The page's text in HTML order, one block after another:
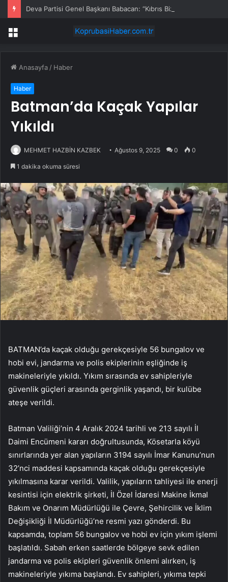
Menü
Anasayfa / Haber
Haber
Batman’da Kaçak Yapılar
Yıkıldı
MEHMET HAZBİN KAZBEK Ağustos 9, 2025 0 0
1 dakika okuma süresi
BATMAN’da kaçak olduğu gerekçesiyle 56 bungalov ve
hobi evi, jandarma ve polis ekiplerinin eşliğinde iş
makineleriyle yıkıldı. Yıkım sırasında ev sahipleriyle
güvenlik güçleri arasında gerginlik yaşandı, bir kulübe
ateşe verildi.
Batman Valiliği’nin 4 Aralık 2024 tarihli ve 213 sayılı İl
Daimi Encümeni kararı doğrultusunda, Kösetarla köyü
sınırlarında yer alan yapıların 3194 sayılı İmar Kanunu’nun
32’nci maddesi kapsamında kaçak olduğu gerekçesiyle
yıkılmasına karar verildi. Valilik, yapıların tahliyesi ile enerji
kesintisi için elektrik şirketi, İl Özel İdaresi Makine İkmal
Bakım ve Onarım Müdürlüğü ile Çevre, Şehircilik ve İklim
Değişikliği İl Müdürlüğü’ne resmi yazı gönderdi. Bu
kapsamda, toplam 56 bungalov ve hobi ev için yıkım işlemi
başlatıldı. Sabah erken saatlerde bölgeye sevk edilen
jandarma ve polis ekipleri güvenlik önlemi alırken, iş
makineleriyle yıkıma başlandı. Ev sahipleri, yıkıma tepki